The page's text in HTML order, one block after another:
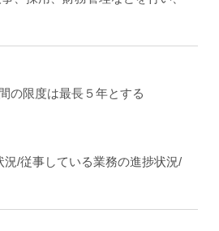
の限度は最長５年とする
/従事している業務の進捗状況/